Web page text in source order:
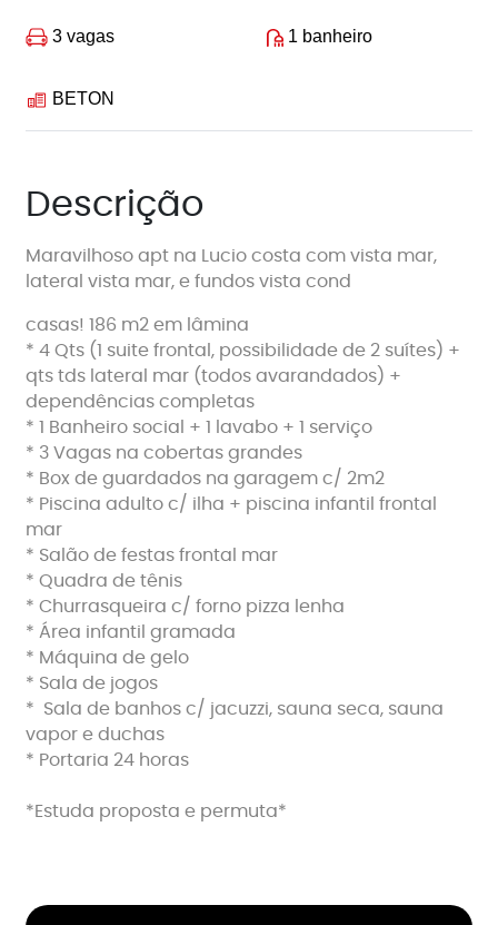
3 vagas 1 banheiro
BETON
Descrição
Maravilhoso apt na Lucio costa com vista mar,
lateral vista mar, e fundos vista cond
casas! 186 m2 em lâmina
* 4 Qts (1 suite frontal, possibilidade de 2 suítes) +
qts tds lateral mar (todos avarandados) +
dependências completas
* 1 Banheiro social + 1 lavabo + 1 serviço
* ⁠3 Vagas na cobertas grandes
* ⁠Box de guardados na garagem c/ 2m2
* ⁠Piscina adulto c/ ilha + piscina infantil frontal
mar
* ⁠Salão de festas frontal mar
* ⁠Quadra de tênis
* ⁠Churrasqueira c/ forno pizza lenha
* ⁠Área infantil gramada
* ⁠Máquina de gelo
* ⁠Sala de jogos
* ⁠ Sala de banhos c/ jacuzzi, sauna seca, sauna
vapor e duchas
* ⁠Portaria 24 horas
*Estuda proposta e permuta*